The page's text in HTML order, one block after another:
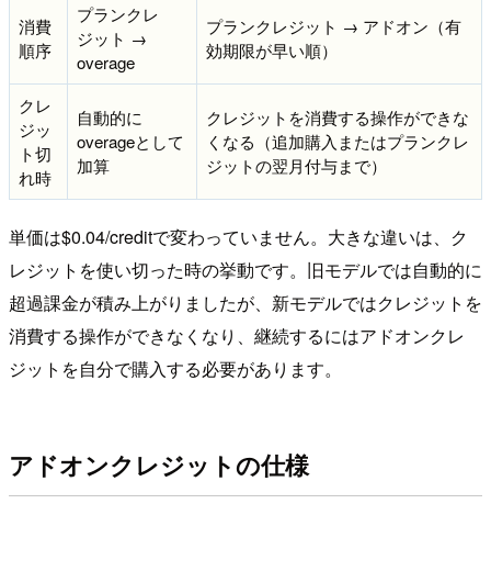
消費
順序
プランクレ
ジット →
overage
プランクレジット → アドオン（有
効期限が早い順）
クレ
ジッ
ト切
れ時
自動的に
overageとして
加算
クレジットを消費する操作ができな
くなる（追加購入またはプランクレ
ジットの翌月付与まで）
単価は$0.04/creditで変わっていません。大きな違いは、ク
レジットを使い切った時の挙動です。旧モデルでは自動的に
超過課金が積み上がりましたが、新モデルではクレジットを
消費する操作ができなくなり、継続するにはアドオンクレ
ジットを自分で購入する必要があります。
アドオンクレジットの仕様